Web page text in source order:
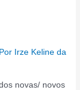
Irze Keline da
novas/ novos